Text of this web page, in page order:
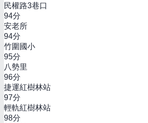
民權路3巷口
94分
安老所
94分
竹圍國小
95分
八勢里
96分
捷運紅樹林站
97分
輕軌紅樹林站
98分